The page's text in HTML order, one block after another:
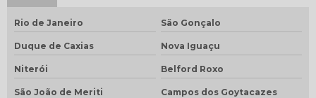
Rio de Janeiro São Gonçalo
Duque de Caxias Nova Iguaçu
Niterói Belford Roxo
São João de Meriti Campos dos Goytacazes